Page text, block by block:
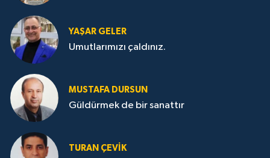
YAŞAR GELER
Umutlarımızı çaldınız.
MUSTAFA DURSUN
Güldürmek de bir sanattır
TURAN ÇEVİK